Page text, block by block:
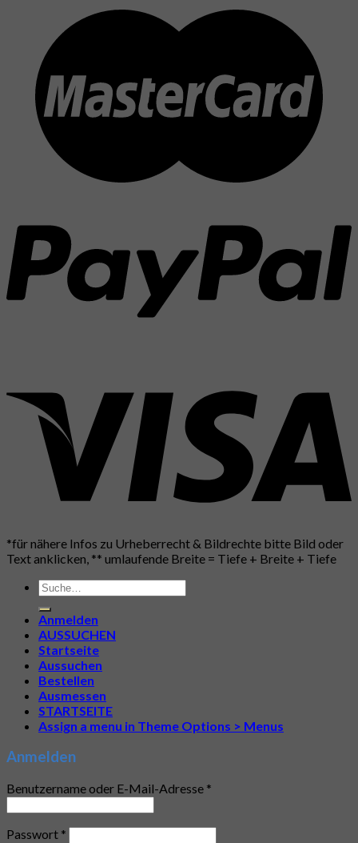
*für nähere Infos zu Urheberrecht & Bildrechte bitte Bild oder
Text anklicken, ** umlaufende Breite = Tiefe + Breite + Tiefe
Suche
nach:
Anmelden
AUSSUCHEN
Startseite
Aussuchen
Bestellen
Ausmessen
STARTSEITE
Assign a menu in Theme Options > Menus
Anmelden
Benutzername oder E-Mail-Adresse *
Passwort *